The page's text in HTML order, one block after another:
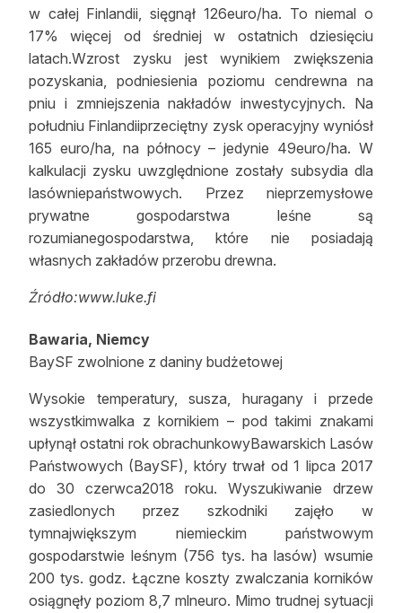
w całej Finlandii, sięgnął 126euro/ha. To niemal o
17% więcej od średniej w ostatnich dziesięciu
latach.Wzrost zysku jest wynikiem zwiększenia
pozyskania, podniesienia poziomu cendrewna na
pniu i zmniejszenia nakładów inwestycyjnych. Na
południu Finlandiiprzeciętny zysk operacyjny wyniósł
165 euro/ha, na północy – jedynie 49euro/ha. W
kalkulacji zysku uwzględnione zostały subsydia dla
lasówniepaństwowych. Przez nieprzemysłowe
prywatne gospodarstwa leśne są
rozumianegospodarstwa, które nie posiadają
własnych zakładów przerobu drewna.
Źródło:www.luke.fi
Bawaria, Niemcy
BaySF zwolnione z daniny budżetowej
Wysokie temperatury, susza, huragany i przede
wszystkimwalka z kornikiem – pod takimi znakami
upłynął ostatni rok obrachunkowyBawarskich Lasów
Państwowych (BaySF), który trwał od 1 lipca 2017
do 30 czerwca2018 roku. Wyszukiwanie drzew
zasiedlonych przez szkodniki zajęło w
tymnajwiększym niemieckim państwowym
gospodarstwie leśnym (756 tys. ha lasów) wsumie
200 tys. godz. Łączne koszty zwalczania korników
osiągnęły poziom 8,7 mlneuro. Mimo trudnej sytuacji